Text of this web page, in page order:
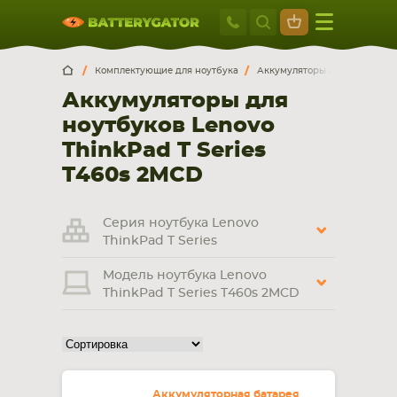
Москва
+7 495 414
Москва Санкт-Петербург
г. Москва, ул. Ткацкая, 5с3 (м. Семеновская)
5 мин. ходьбы от ст.м. “Семеновская”
+7 495 414 28 59
Обратный звонок
Пн-Вс:
смартфона, планшета
НОУТБУКА ПЛАНШЕТА
Комплектующие для ноутбука Аккумуляторы для ноутбуков
Аккумуляторы для
ноутбуков Lenovo
ThinkPad T Series
T460s 2MCD
Серия ноутбука Lenovo
ThinkPad T Series
Модель ноутбука Lenovo
ThinkPad T Series T460s 2MCD
Аккумуляторная батарея